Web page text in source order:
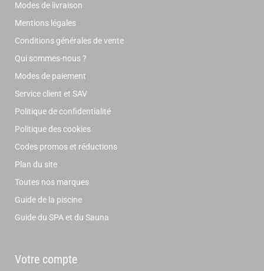
Modes de livraison
Mentions légales
Conditions générales de vente
Qui sommes-nous ?
Modes de paiement
Service client et SAV
Politique de confidentialité
Politique des cookies
Codes promos et réductions
Plan du site
Toutes nos marques
Guide de la piscine
Guide du SPA et du Sauna
Votre compte